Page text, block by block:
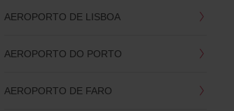
AEROPORTO DE LISBOA
AEROPORTO DO PORTO
AEROPORTO DE FARO